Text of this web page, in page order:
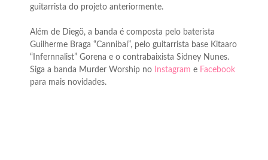
guitarrista do projeto anteriormente.
Além de Diegö, a banda é composta pelo baterista
Guilherme Braga “Cannibal”, pelo guitarrista base Kitaaro
“Infernnalist” Gorena e o contrabaixista Sidney Nunes.
Siga a banda Murder Worship no
Instagram e Facebook
para mais novidades.